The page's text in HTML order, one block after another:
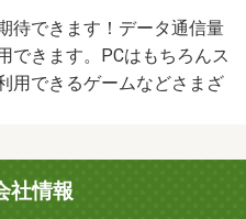
待できます！データ通信量
できます。PCはもちろんス
用できるゲームなどさまざ
社情報